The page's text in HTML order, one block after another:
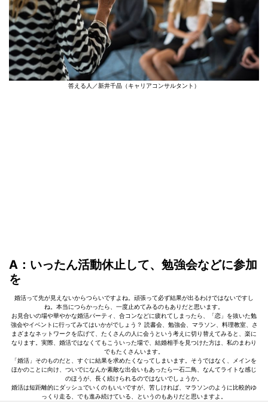
答える人／新井千晶（キャリアコンサルタント）
A：いったん活動休止して、勉強会などに参加
を
婚活って先が見えないからつらいですよね。頑張って必ず結果が出るわけではないですし
ね。本当につらかったら、一度止めてみるのもありだと思います。
お見合いの場や華やかな婚活パーティ、合コンなどに疲れてしまったら、「恋」を抜いた勉
強会やイベントに行ってみてはいかがでしょう？ 読書会、勉強会、マラソン、料理教室、さ
まざまなネットワークを広げて、たくさんの人に会うという考えに切り替えてみると、楽に
なります。実際、婚活ではなくてもこういった場で、結婚相手を見つけた方は、私のまわり
でもたくさんいます。
「婚活」そのものだと、すぐに結果を求めたくなってしまいます。そうではなく、メインを
ほかのことに向け、ついでになんか素敵な出会いもあったら一石二鳥、なんてライトな感じ
のほうが、長く続けられるのではないでしょうか。
婚活は短距離的にダッシュでいくのもいいですが、苦しければ、マラソンのように比較的ゆ
っくり走る、でも進み続けている、というのもありだと思いますよ。